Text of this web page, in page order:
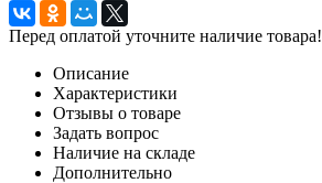
Перед оплатой уточните наличие товара!
Описание
Характеристики
Отзывы о товаре
Задать вопрос
Наличие на складе
Дополнительно